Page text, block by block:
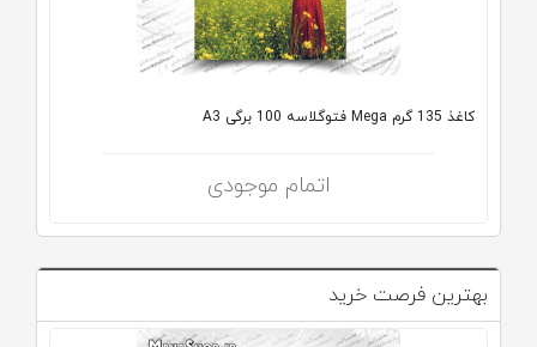
کاغذ 135 گرم Mega فتوگلاسه 100 برگی A3
اتمام موجودی
بهترین فرصت خرید